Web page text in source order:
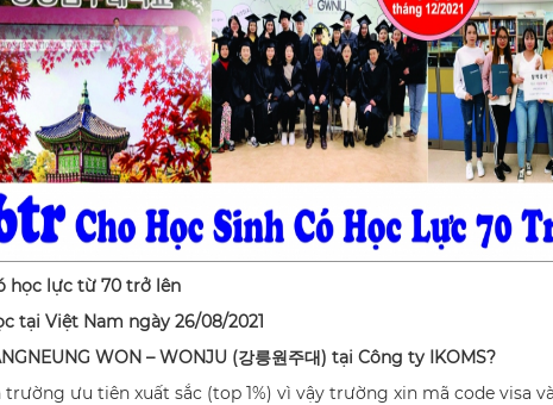
học lực từ 70 trở lên
tại Việt Nam ngày 26/08/2021
WON – WONJU (강릉원주대) tại Công ty IKOMS?
ưu tiên xuất sắc (top 1%) vì vậy trường xin mã code visa